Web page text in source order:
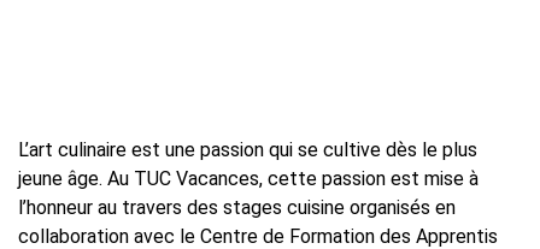
L’art culinaire est une passion qui se cultive dès le plus
jeune âge. Au TUC Vacances, cette passion est mise à
l’honneur au travers des stages cuisine organisés en
collaboration avec le Centre de Formation des Apprentis